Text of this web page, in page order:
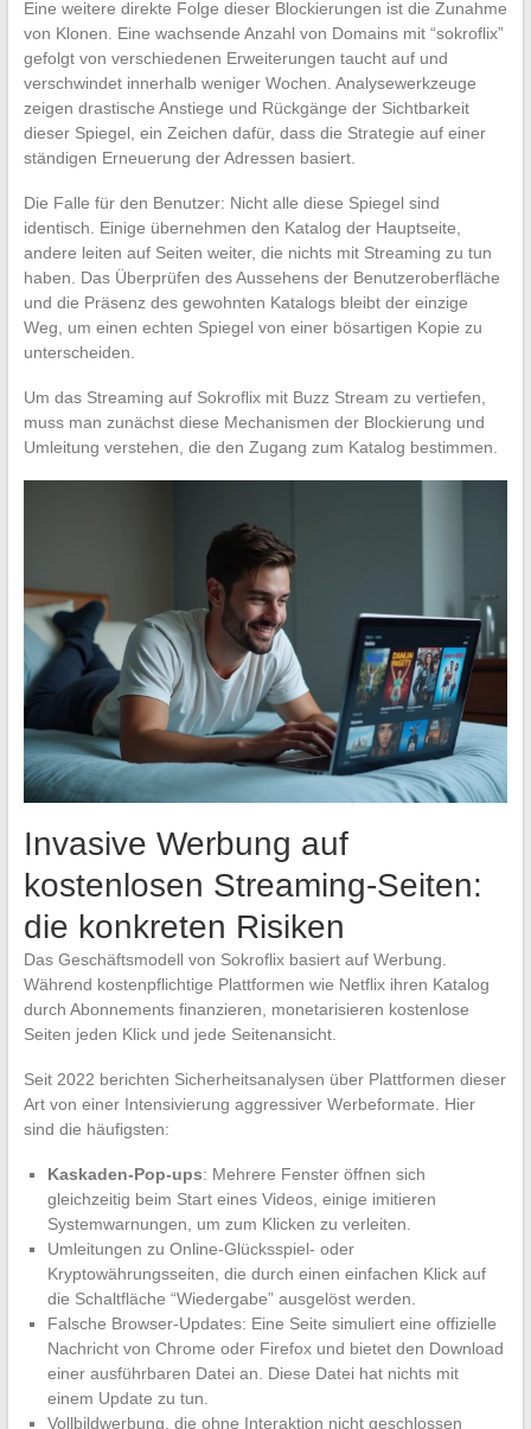
Eine weitere direkte Folge dieser Blockierungen ist die Zunahme
von Klonen. Eine wachsende Anzahl von Domains mit “sokroflix”
gefolgt von verschiedenen Erweiterungen taucht auf und
verschwindet innerhalb weniger Wochen. Analysewerkzeuge
zeigen drastische Anstiege und Rückgänge der Sichtbarkeit
dieser Spiegel, ein Zeichen dafür, dass die Strategie auf einer
ständigen Erneuerung der Adressen basiert.
Die Falle für den Benutzer: Nicht alle diese Spiegel sind
identisch. Einige übernehmen den Katalog der Hauptseite,
andere leiten auf Seiten weiter, die nichts mit Streaming zu tun
haben. Das Überprüfen des Aussehens der Benutzeroberfläche
und die Präsenz des gewohnten Katalogs bleibt der einzige
Weg, um einen echten Spiegel von einer bösartigen Kopie zu
unterscheiden.
Um das Streaming auf Sokroflix mit Buzz Stream zu vertiefen,
muss man zunächst diese Mechanismen der Blockierung und
Umleitung verstehen, die den Zugang zum Katalog bestimmen.
Invasive Werbung auf
kostenlosen Streaming-Seiten:
die konkreten Risiken
Das Geschäftsmodell von Sokroflix basiert auf Werbung.
Während kostenpflichtige Plattformen wie Netflix ihren Katalog
durch Abonnements finanzieren, monetarisieren kostenlose
Seiten jeden Klick und jede Seitenansicht.
Seit 2022 berichten Sicherheitsanalysen über Plattformen dieser
Art von einer Intensivierung aggressiver Werbeformate. Hier
sind die häufigsten:
Kaskaden-Pop-ups: Mehrere Fenster öffnen sich
gleichzeitig beim Start eines Videos, einige imitieren
Systemwarnungen, um zum Klicken zu verleiten.
Umleitungen zu Online-Glücksspiel- oder
Kryptowährungsseiten, die durch einen einfachen Klick auf
die Schaltfläche “Wiedergabe” ausgelöst werden.
Falsche Browser-Updates: Eine Seite simuliert eine offizielle
Nachricht von Chrome oder Firefox und bietet den Download
einer ausführbaren Datei an. Diese Datei hat nichts mit
einem Update zu tun.
Vollbildwerbung, die ohne Interaktion nicht geschlossen